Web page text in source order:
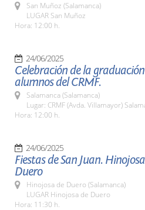
San Muñoz (Salamanca)
LUGAR San Muñoz
Hora: 12:00 h.
24/06/2025
Celebración de la
alumnos del CRMF.
Salamanca (Salamanca)
Lugar: CRMF (Avda. Villamayor)
Hora: 12:00 h.
24/06/2025
Fiestas de San Juan.
Duero
Hinojosa de Duero (Salamanca)
LUGAR Hinojosa de Duero
Hora: 11:30 h.